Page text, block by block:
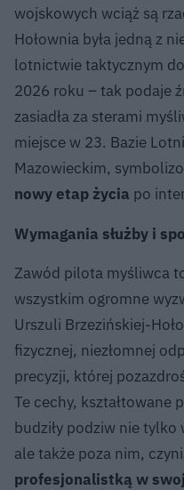
wojskowych wciąż są
Hołownia była jedną z
lotnictwie taktycznym
2026 roku – tak podaje
zasiadła za sterami
miejsce w 23. Bazie
Mazowieckim,
nowy etap życia po
Wymagania służby i
Zawód pilota myśliwca
wszystkim ogromne
Urszuli Brzezińskiej-
fizycznej, niezłomnej
precyzji, której
Te cechy, kształtowane
budziły podziw nie
ale także poza nim,
profesjonalistką w